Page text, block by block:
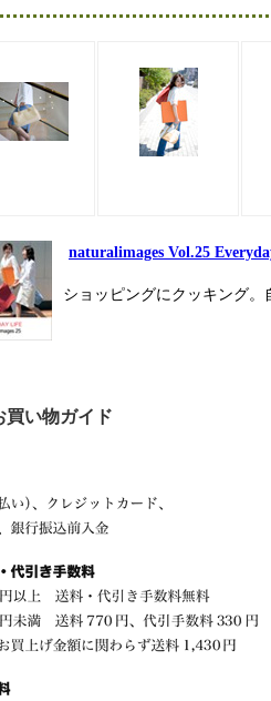
naturalimages Vol.25
ショッピングにクッキング
買い物ガイド